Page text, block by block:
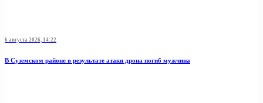
6 августа 2026, 14:22
В Суземском районе в результате атаки дрона погиб мужчина